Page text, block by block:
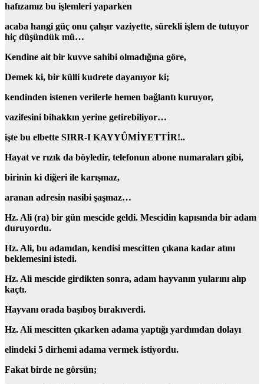
hafızamız bu işlemleri yaparken
acaba hangi güç onu çalışır vaziyette, sürekli işlem de tutuyor
hiç düşündük mü…
Kendine ait bir kuvve sahibi olmadığına göre,
Demek ki, bir külli kudrete dayanıyor ki;
kendinden istenen verilerle hemen bağlantı kuruyor,
vazifesini bihakkın yerine getirebiliyor…
işte bu elbette SIRR-I KAYYÛMİYETTİR!..
Hayat ve rızık da böyledir, telefonun abone numaraları gibi,
birinin ki diğeri ile karışmaz,
aranan adresin nasibi şaşmaz…
Hz. Ali (ra) bir gün mescide geldi. Mescidin kapısında bir adam
duruyordu.
Hz. Ali, bu adamdan, kendisi mescitten çıkana kadar atını
beklemesini istedi.
Hz. Ali mescide girdikten sonra, adam hayvanın yularını alıp
kaçtı.
Hayvanı orada başıboş bırakıverdi.
Hz. Ali mescitten çıkarken adama yaptığı yardımdan dolayı
elindeki 5 dirhemi adama vermek istiyordu.
Fakat birde ne görsün;